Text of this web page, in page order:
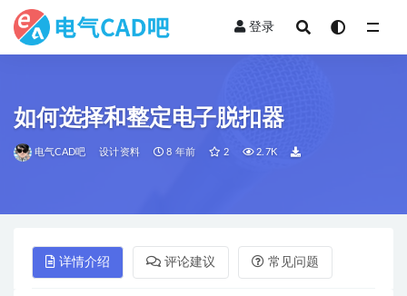
登录
如何选择和整定电子脱扣器
电气CAD吧 设计资料 8 年前 2 2.7K
详情介绍 评论建议 常见问题